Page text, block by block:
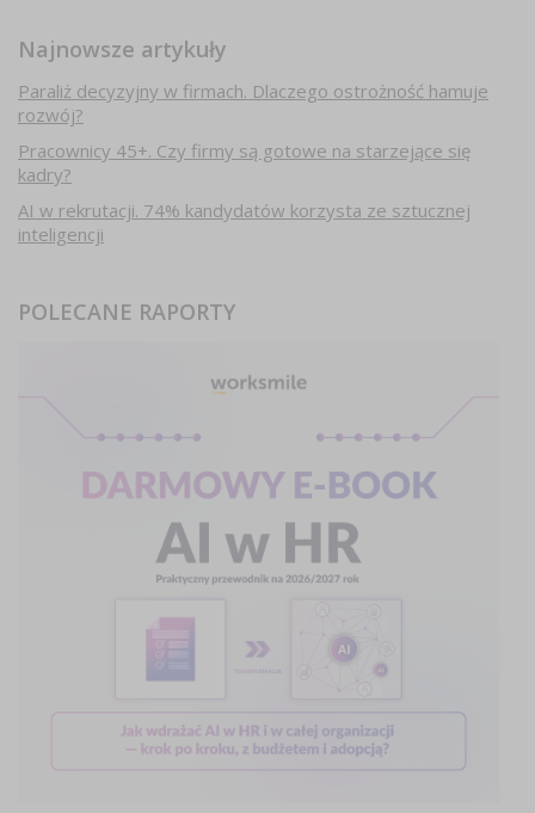
Najnowsze artykuły
Paraliż decyzyjny w firmach. Dlaczego ostrożność hamuje
rozwój?
Pracownicy 45+. Czy firmy są gotowe na starzejące się
kadry?
AI w rekrutacji. 74% kandydatów korzysta ze sztucznej
inteligencji
POLECANE RAPORTY